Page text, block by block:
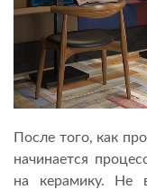
После того, как
начинается
на керамику. Не